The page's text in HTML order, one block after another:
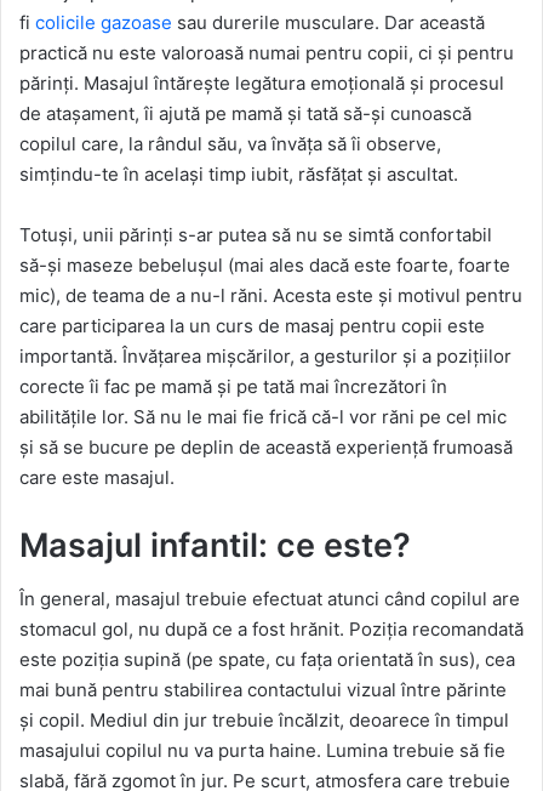
fi colicile gazoase sau durerile musculare. Dar această
practică nu este valoroasă numai pentru copii, ci și pentru
părinți. Masajul întărește legătura emoțională și procesul
de atașament, îi ajută pe mamă și tată să-și cunoască
copilul care, la rândul său, va învăța să îi observe,
simțindu-te în același timp iubit, răsfățat și ascultat.
Totuși, unii părinți s-ar putea să nu se simtă confortabil
să-și maseze bebelușul (mai ales dacă este foarte, foarte
mic), de teama de a nu-l răni. Acesta este și motivul pentru
care participarea la un curs de masaj pentru copii este
importantă. Învățarea mișcărilor, a gesturilor și a pozițiilor
corecte îi fac pe mamă și pe tată mai încrezători în
abilitățile lor. Să nu le mai fie frică că-l vor răni pe cel mic
și să se bucure pe deplin de această experiență frumoasă
care este masajul.
Masajul infantil: ce este?
În general, masajul trebuie efectuat atunci când copilul are
stomacul gol, nu după ce a fost hrănit. Poziția recomandată
este poziția supină (pe spate, cu fața orientată în sus), cea
mai bună pentru stabilirea contactului vizual între părinte
și copil. Mediul din jur trebuie încălzit, deoarece în timpul
masajului copilul nu va purta haine. Lumina trebuie să fie
slabă, fără zgomot în jur. Pe scurt, atmosfera care trebuie